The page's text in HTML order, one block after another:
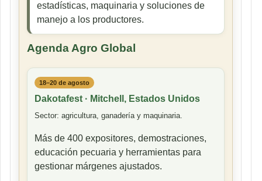
estadísticas, maquinaria y soluciones de
manejo a los productores.
Agenda Agro Global
18–20 de agosto
Dakotafest · Mitchell, Estados Unidos
Sector: agricultura, ganadería y maquinaria.
Más de 400 expositores, demostraciones,
educación pecuaria y herramientas para
gestionar márgenes ajustados.